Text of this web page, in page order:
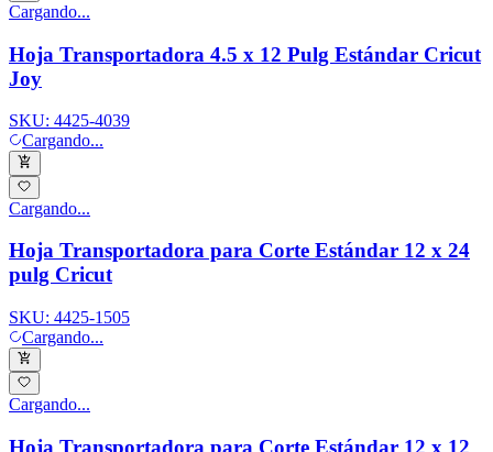
Cargando...
Hoja Transportadora 4.5 x 12 Pulg Estándar Cricut
Joy
SKU: 4425-4039
Cargando...
Cargando...
Hoja Transportadora para Corte Estándar 12 x 24
pulg Cricut
SKU: 4425-1505
Cargando...
Cargando...
Hoja Transportadora para Corte Estándar 12 x 12